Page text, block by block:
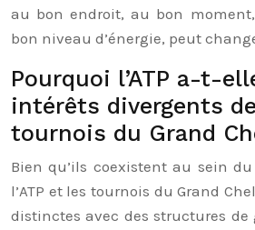
au bon endroit, au bon
bon niveau d’énergie, peut
Pourquoi l’ATP a-t-
intérêts divergents
tournois du Grand
Bien qu’ils coexistent au sein
l’ATP et les tournois du Grand
distinctes avec des structures de